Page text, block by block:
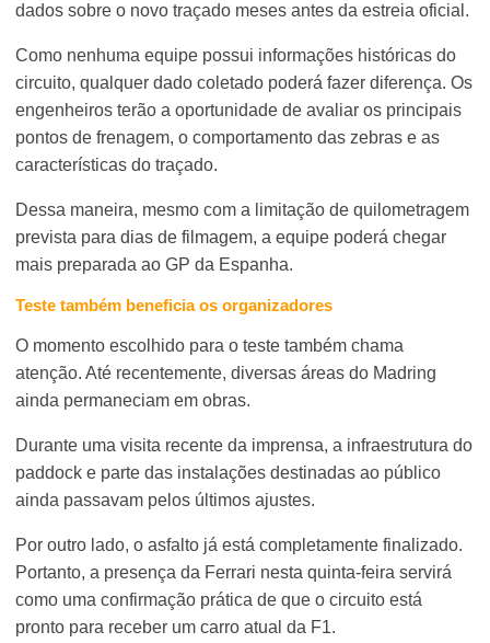
dados sobre o novo traçado meses antes da estreia oficial.
Como nenhuma equipe possui informações históricas do
circuito, qualquer dado coletado poderá fazer diferença. Os
engenheiros terão a oportunidade de avaliar os principais
pontos de frenagem, o comportamento das zebras e as
características do traçado.
Dessa maneira, mesmo com a limitação de quilometragem
prevista para dias de filmagem, a equipe poderá chegar
mais preparada ao GP da Espanha.
Teste também beneficia os organizadores
O momento escolhido para o teste também chama
atenção. Até recentemente, diversas áreas do Madring
ainda permaneciam em obras.
Durante uma visita recente da imprensa, a infraestrutura do
paddock e parte das instalações destinadas ao público
ainda passavam pelos últimos ajustes.
Por outro lado, o asfalto já está completamente finalizado.
Portanto, a presença da Ferrari nesta quinta-feira servirá
como uma confirmação prática de que o circuito está
pronto para receber um carro atual da F1.